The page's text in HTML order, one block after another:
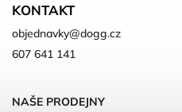
KONTAKT
objednavky@dogg.cz
607 641 141
NAŠE PRODEJNY